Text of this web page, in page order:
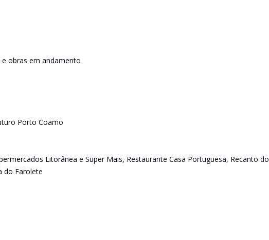
obras em andamento
Porto Coamo
Litorânea e Super Mais, Restaurante Casa Portuguesa, Recanto do
do Farolete